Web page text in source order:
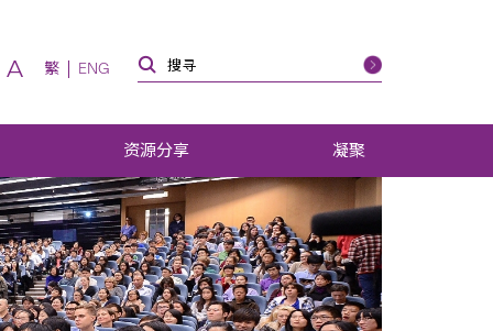
A 繁 ENG
资源分享 凝聚